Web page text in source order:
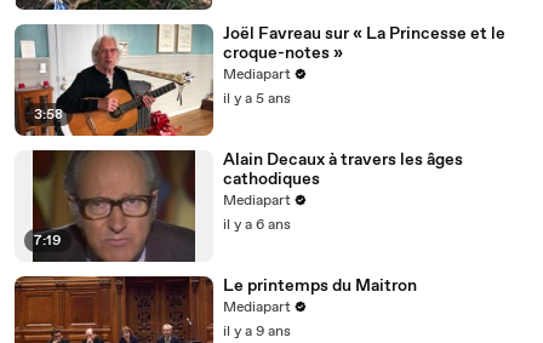
3:58
Joël Favreau sur « La Princesse et le
croque-notes »
Mediapart
il y a 5 ans
7:19
Alain Decaux à travers les âges
cathodiques
Mediapart
il y a 6 ans
Le printemps du Maitron
Mediapart
il y a 9 ans